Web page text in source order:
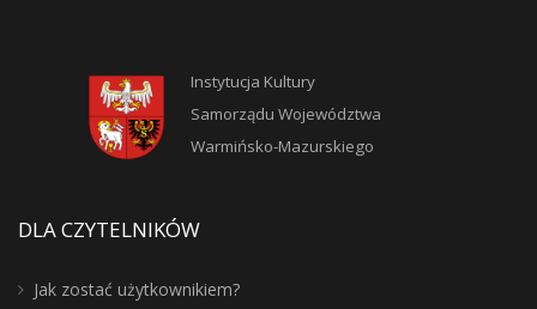
Instytucja Kultury
Samorządu Województwa
Warmińsko-Mazurskiego
DLA CZYTELNIKÓW
Jak zostać użytkownikiem?